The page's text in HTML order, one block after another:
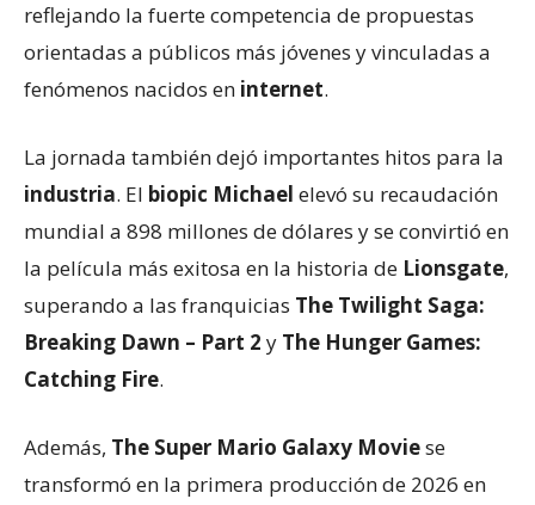
reflejando la fuerte competencia de propuestas
orientadas a públicos más jóvenes y vinculadas a
fenómenos nacidos en internet.
La jornada también dejó importantes hitos para la
industria. El biopic Michael elevó su recaudación
mundial a 898 millones de dólares y se convirtió en
la película más exitosa en la historia de Lionsgate,
superando a las franquicias The Twilight Saga:
Breaking Dawn – Part 2 y The Hunger Games:
Catching Fire.
Además, The Super Mario Galaxy Moviese
transformó en la primera producción de 2026 en